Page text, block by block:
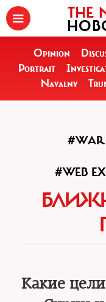
THE
Opinion
Portrait
Navalny
#WAR
#WEB
Какие